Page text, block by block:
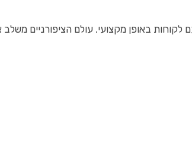
באופן מקצועי. עולם הציפורניים